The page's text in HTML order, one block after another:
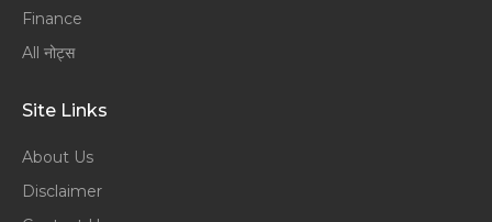
Finance
All नोट्स
Site Links
About Us
Disclaimer